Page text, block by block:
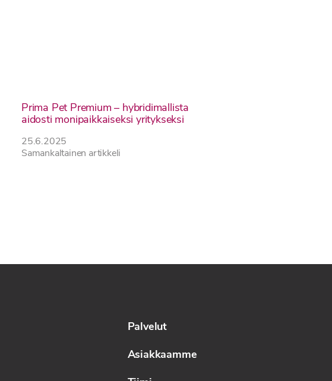
Prima Pet Premium – hybridimallista
aidosti monipaikkaiseksi yritykseksi
25.6.2025
Samankaltainen artikkeli
Palvelut
Asiakkaamme